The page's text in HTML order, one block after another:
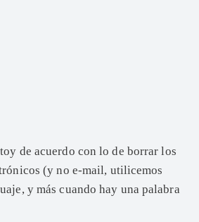
de acuerdo con lo de borrar los
(y no e-mail, utilicemos
y más cuando hay una palabra